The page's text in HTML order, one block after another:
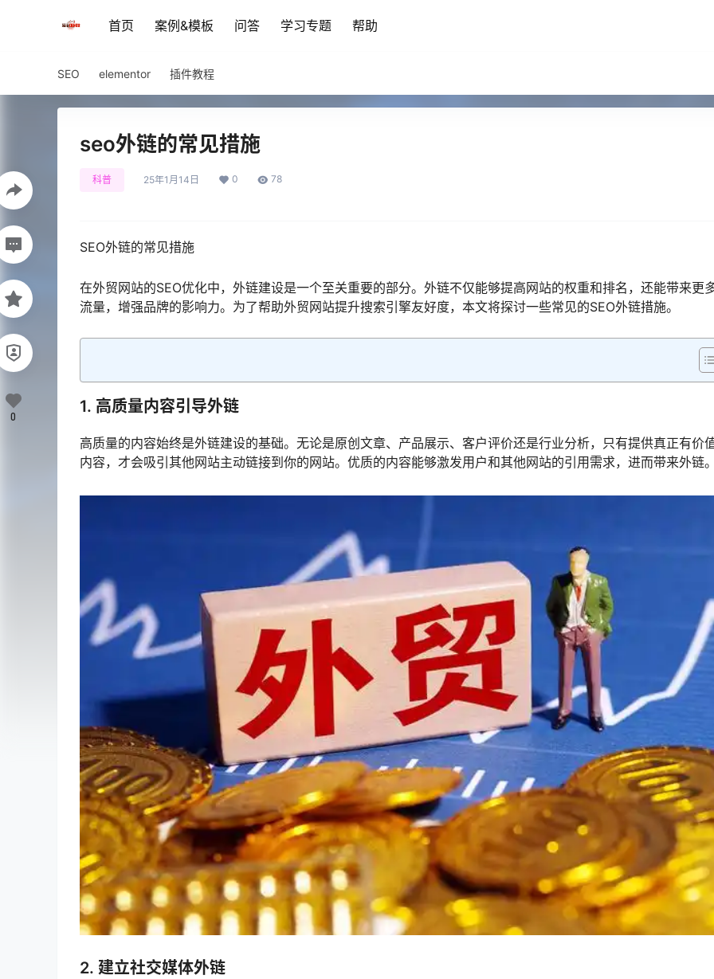
首页 案例&模板 问答 学习专题 帮助
SEO elementor 插件教程
seo外链的常见措施
科普 25年1月14日 0 78
SEO外链的常见措施
在外贸网站的SEO优化中，外链建设是一个至关重要的部分。外链不仅能够提高网站的权重和排名，还能带来更
流量，增强品牌的影响力。为了帮助外贸网站提升搜索引擎友好度，本文将探讨一些常见的SEO外链措施。
1. 高质量内容引导外链
高质量的内容始终是外链建设的基础。无论是原创文章、产品展示、客户评价还是行业分析，只有提供真正有价
内容，才会吸引其他网站主动链接到你的网站。优质的内容能够激发用户和其他网站的引用需求，进而带来外链
2. 建立社交媒体外链
0